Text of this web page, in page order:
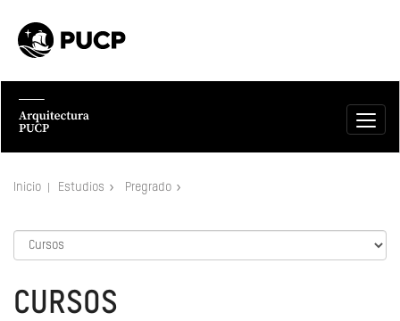
Inicio Estudios Pregrado
CURSOS